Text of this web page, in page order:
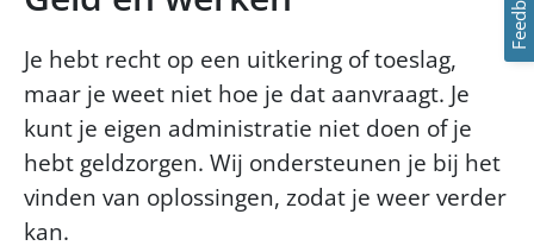
Je hebt recht op een uitkering of toeslag,
maar je weet niet hoe je dat aanvraagt. Je
kunt je eigen administratie niet doen of je
hebt geldzorgen. Wij ondersteunen je bij het
vinden van oplossingen, zodat je weer verder
kan.